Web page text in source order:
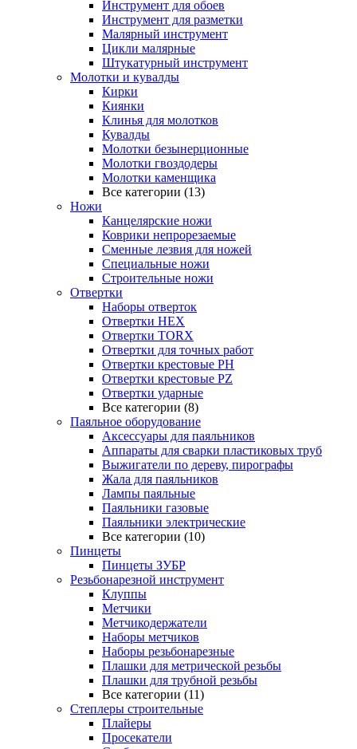
Инструмент для обоев
Инструмент для разметки
Малярный инструмент
Цикли малярные
Штукатурный инструмент
Молотки и кувалды
Кирки
Киянки
Клинья для молотков
Кувалды
Молотки безынерционные
Молотки гвоздодеры
Молотки каменщика
Все категории (13)
Ножи
Канцелярские ножи
Коврики непрорезаемые
Сменные лезвия для ножей
Специальные ножи
Строительные ножи
Отвертки
Наборы отверток
Отвертки HEX
Отвертки TORX
Отвертки для точных работ
Отвертки крестовые PH
Отвертки крестовые PZ
Отвертки ударные
Все категории (8)
Паяльное оборудование
Аксессуары для паяльников
Аппараты для сварки пластиковых труб
Выжигатели по дереву, пирографы
Жала для паяльников
Лампы паяльные
Паяльники газовые
Паяльники электрические
Все категории (10)
Пинцеты
Пинцеты ЗУБР
Резьбонарезной инструмент
Клуппы
Метчики
Метчикодержатели
Наборы метчиков
Наборы резьбонарезные
Плашки для метрической резьбы
Плашки для трубной резьбы
Все категории (11)
Степлеры строительные
Плайеры
Просекатели